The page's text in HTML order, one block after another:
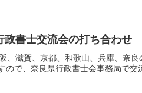
政書士交流会の打ち合わせ
、滋賀、京都、和歌山、兵庫、奈
ので、奈良県行政書士会事務局で